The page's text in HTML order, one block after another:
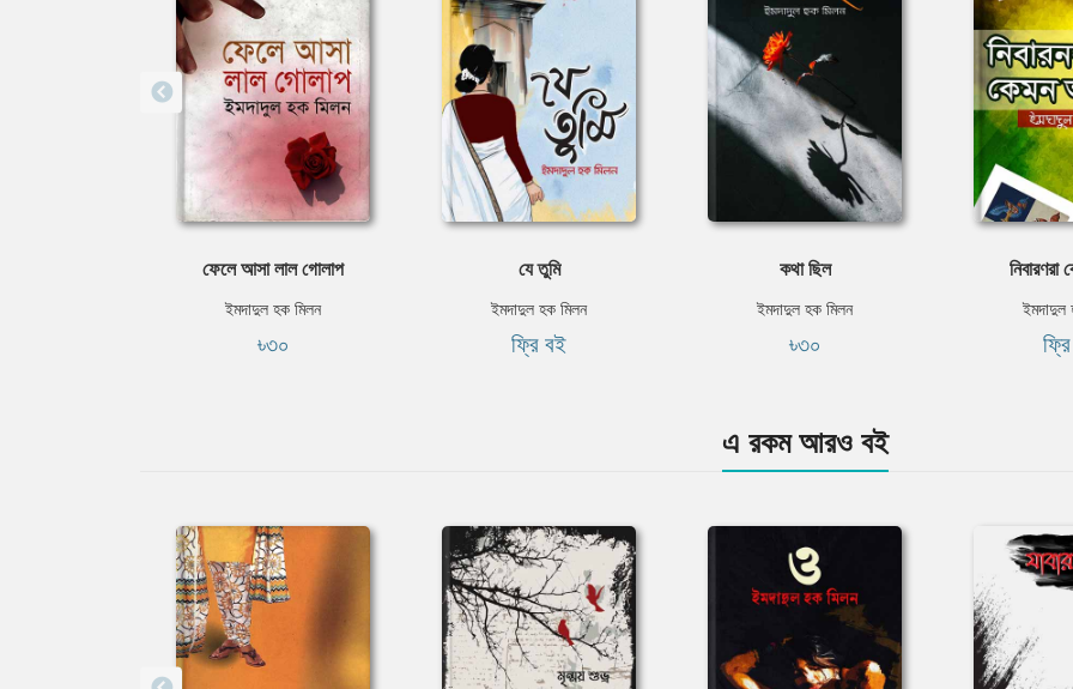
ফেলে আসা লাল গোলাপ
ইমদাদুল হক মিলন
৳৩০
যে তুমি
ইমদাদুল হক মিলন
ফ্রি বই
কথা ছিল
ইমদাদুল হক মিলন
৳৩০
ইমদাদুল
এ রকম আরও বই